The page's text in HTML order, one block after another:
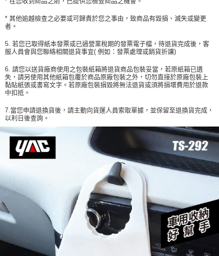
* 其他逾越檢查之必要或可歸責於您之事由，致商品有毀損、滅失或變更
者。
5. 若您已取得紙本發票或已過營業稅期的發票電子檔，待退貨完成後，客
服人員會與您聯絡相關退貨事宜( 例如：發票處理或銷貨折讓)
6. 請您以送貨廠商使用之包裝紙箱將退貨商品包裝妥當，若原紙箱已遺
失，請另使用其他紙箱包覆於商品原廠包裝之外，切勿直接於原廠包裝上
黏貼紙張或書寫文字。若原廠包裝損毀將無法退貨或須將損壞費用於退款
中扣抵。
7.當您申請退換貨後，請主動向貨運人員索取單據，並保留至退換貨完成，
以利日後查詢。